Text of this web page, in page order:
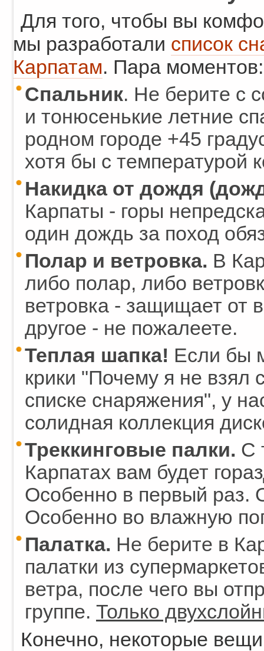
Для того, чтобы вы
мы разработали список
Карпатам. Пара моментов:
Спальник. Не берите с
и тонюсенькие летние
родном городе +45
хотя бы с температурой
Накидка от дождя
Карпаты - горы
один дождь за поход
Полар и ветровка. В
либо полар, либо
ветровка - защищает от
другое - не пожалеете.
Теплая шапка! Если бы
крики "Почему я не взял
списке снаряжения", у
солидная коллекция
Треккинговые палки. С
Карпатах вам будет
Особенно в первый раз.
Особенно во влажную
Палатка. Не берите в
палатки из
ветра, после чего вы
группе. Только
Конечно, некоторые